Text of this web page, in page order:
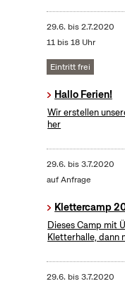
29.6. bis2.7.2020
11 bis 18 Uhr
Eintritt frei
Hallo Ferien!
Wir erstellen
her
29.6. bis3.7.2020
auf Anfrage
Klettercamp
Dieses Camp mit
Kletterhalle, dann
29.6. bis3.7.2020